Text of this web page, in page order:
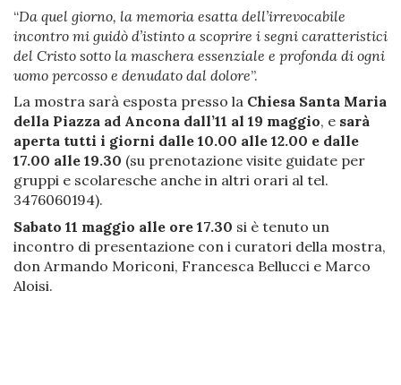
“Da quel giorno, la memoria esatta dell’irrevocabile
incontro mi guidò d’istinto a scoprire i segni caratteristici
del Cristo sotto la maschera essenziale e profonda di ogni
uomo percosso e denudato dal dolore”.
La mostra sarà esposta presso la Chiesa Santa Maria
della Piazza ad Ancona dall’11 al 19 maggio, e sarà
aperta tutti i giorni dalle 10.00 alle 12.00 e dalle
17.00 alle 19.30 (su prenotazione visite guidate per
gruppi e scolaresche anche in altri orari al tel.
3476060194).
Sabato 11 maggio alle ore 17.30 si è tenuto un
incontro di presentazione con i curatori della mostra,
don Armando Moriconi, Francesca Bellucci e Marco
Aloisi.